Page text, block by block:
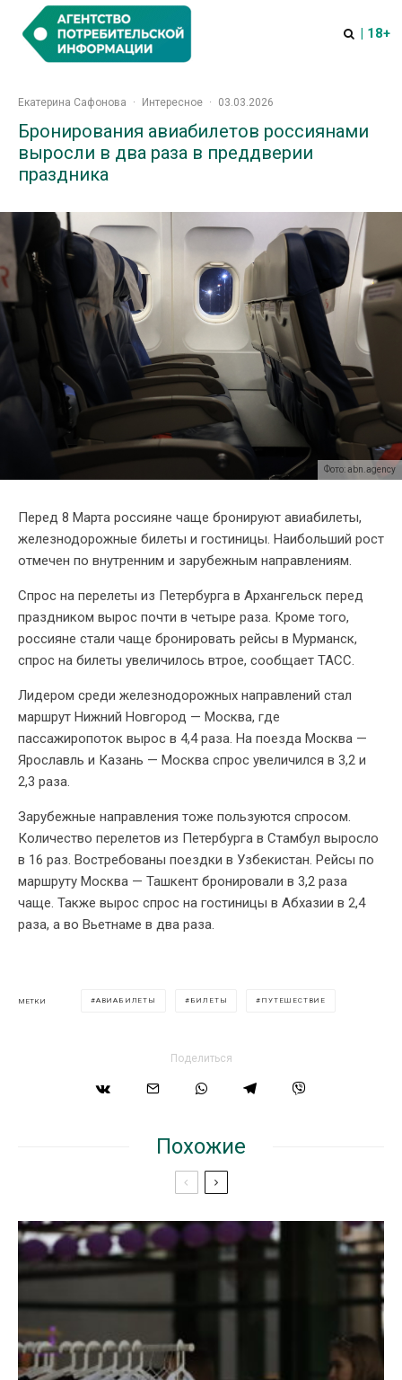
| 18+
Екатерина Сафонова · Интересное · 03.03.2026
Бронирования авиабилетов россиянами
выросли в два раза в преддверии
праздника
Фото: abn.agency
Перед 8 Марта россияне чаще бронируют авиабилеты,
железнодорожные билеты и гостиницы. Наибольший рост
отмечен по внутренним и зарубежным направлениям.
Спрос на перелеты из Петербурга в Архангельск перед
праздником вырос почти в четыре раза. Кроме того,
россияне стали чаще бронировать рейсы в Мурманск,
спрос на билеты увеличилось втрое, сообщает ТАСС.
Лидером среди железнодорожных направлений стал
маршрут Нижний Новгород — Москва, где
пассажиропоток вырос в 4,4 раза. На поезда Москва —
Ярославль и Казань — Москва спрос увеличился в 3,2 и
2,3 раза.
Зарубежные направления тоже пользуются спросом.
Количество перелетов из Петербурга в Стамбул выросло
в 16 раз. Востребованы поездки в Узбекистан. Рейсы по
маршруту Москва — Ташкент бронировали в 3,2 раза
чаще. Также вырос спрос на гостиницы в Абхазии в 2,4
раза, а во Вьетнаме в два раза.
МЕТКИ АВИАБИЛЕТЫ БИЛЕТЫ ПУТЕШЕСТВИЕ
Поделиться
Похожие